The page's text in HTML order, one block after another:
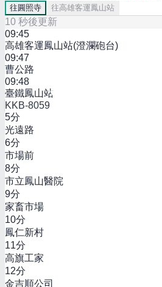
往 圓照寺 往高雄客運鳳山站
10 秒後更新
09:45
高雄客運鳳山站(澄瀾砲台)
09:47
曹公路
09:48
臺鐵鳳山站
KKB-8059
5分
光遠路
6分
市場前
8分
市立鳳山醫院
9分
家畜市場
10分
鳳仁新村
11分
高旗工家
12分
金吉順公司